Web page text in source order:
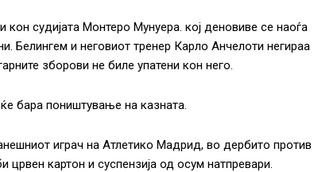
кон судијата Монтеро Мунуера. кој деновиве се наоѓа
Белингем и неговиот тренер Карло Анчелоти негираа
зборови не биле упатени кон него.
бара поништување на казната.
играч на Атлетико Мадрид, во дербито против
картон и суспензија од осум натпревари.